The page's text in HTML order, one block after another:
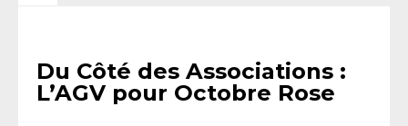
Du Côté des Associations :
L’AGV pour Octobre Rose